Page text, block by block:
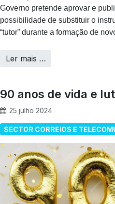
Governo pretende aprovar e
possibilidade de substituir o
“tutor” durante a formação de
Ler mais …
90 anos de vida e
25 julho 2024
SECTOR CORREIOS E